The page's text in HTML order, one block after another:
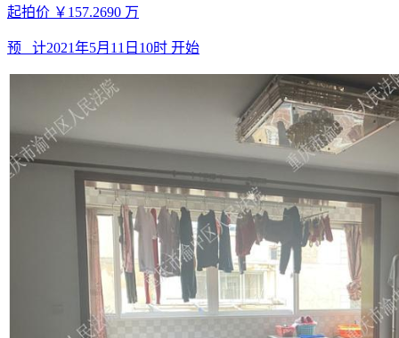
起拍价 ￥157.2690 万
预 计2021年5月11日10时 开始